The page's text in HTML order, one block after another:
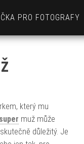
PRO FOTOGRAFY
který mu
super muž může
důležitý. Je